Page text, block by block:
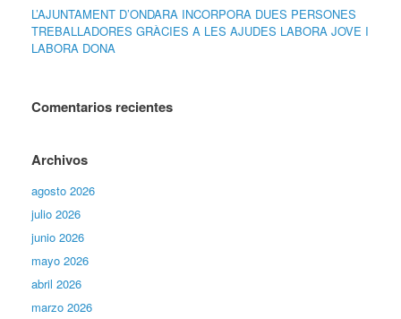
L’AJUNTAMENT D’ONDARA INCORPORA DUES PERSONES
TREBALLADORES GRÀCIES A LES AJUDES LABORA JOVE I
LABORA DONA
Comentarios recientes
Archivos
agosto 2026
julio 2026
junio 2026
mayo 2026
abril 2026
marzo 2026